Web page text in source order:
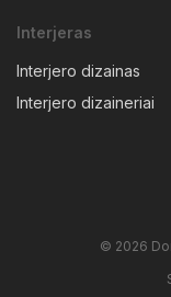
Interjeras
Interjero dizainas
Interjero dizaineriai
© 2026